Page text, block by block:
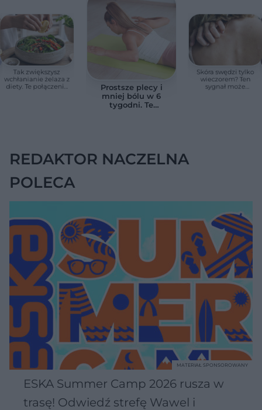
Tak zwiększysz
wchłanianie żelaza z
diety. Te połączenia
Prostsze plecy i
mniej bólu w 6
tygodni. Te
Skóra swędzi tylko
wieczorem? Ten
sygnał może
REDAKTOR NACZELNA
POLECA
ESKA Summer Camp 2026 rusza w
trasę! Odwiedź strefę Wawel i
MATERIAŁ SPONSOROWANY